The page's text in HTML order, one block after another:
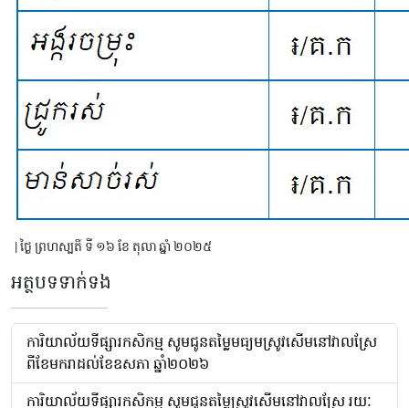
| ថ្ងៃ ព្រហស្បតិ៍ ទី ១៦ ខែ តុលា ឆ្នាំ ២០២៥
អត្ថបទទាក់ទង
ការិយាល័យទីផ្សារកសិកម្ម សូមជូនតម្លៃមធ្យមស្រូវសើមនៅវាលស្រែ
ពីខែមករាដល់ខែឧសភា ឆ្នាំ២០២៦
ការិយាល័យទីផ្សារកសិកម្ម សូមជូនតម្លៃស្រូវសើមនៅវាលស្រែ រយៈ